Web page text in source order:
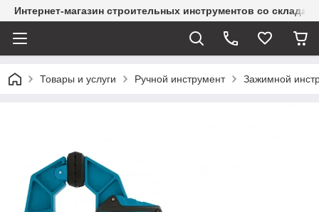
Интернет-магазин строительных инструментов со склада
Товары и услуги Ручной инструмент Зажимной